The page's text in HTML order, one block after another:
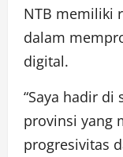
NTB memiliki
dalam
digital.
“Saya hadir di
provinsi yang
progresivitas